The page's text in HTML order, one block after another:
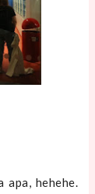
apa, hehehe.